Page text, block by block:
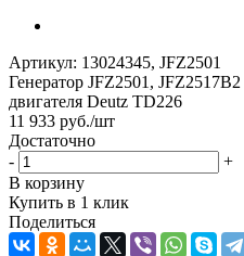
Артикул: 13024345, JFZ2501
Генератор JFZ2501,
двигателя Deutz TD226
11 933 руб./шт
Достаточно
-
+
В корзину
Купить в 1 клик
Поделиться